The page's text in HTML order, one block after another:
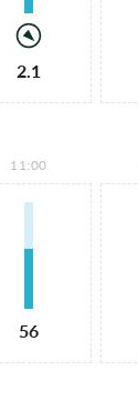
2.1
11:00
56